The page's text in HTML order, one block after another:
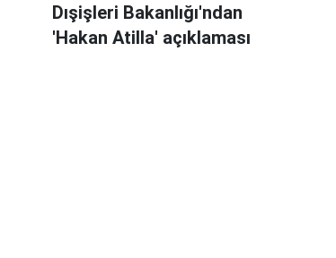
Dışişleri Bakanlığı'ndan
'Hakan Atilla' açıklaması